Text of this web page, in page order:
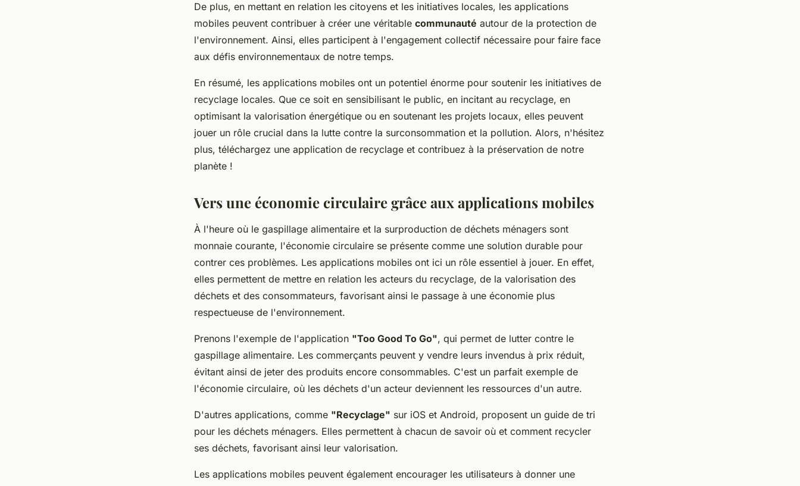
De plus, en mettant en relation les citoyens et les initiatives locales, les applications
mobiles peuvent contribuer à créer une véritable communauté autour de la protection de
l'environnement. Ainsi, elles participent à l'engagement collectif nécessaire pour faire face
aux défis environnementaux de notre temps.
En résumé, les applications mobiles ont un potentiel énorme pour soutenir les initiatives de
recyclage locales. Que ce soit en sensibilisant le public, en incitant au recyclage, en
optimisant la valorisation énergétique ou en soutenant les projets locaux, elles peuvent
jouer un rôle crucial dans la lutte contre la surconsommation et la pollution. Alors, n'hésitez
plus, téléchargez une application de recyclage et contribuez à la préservation de notre
planète !
Vers une économie circulaire grâce aux applications mobiles
À l'heure où le gaspillage alimentaire et la surproduction de déchets ménagers sont
monnaie courante, l'économie circulaire se présente comme une solution durable pour
contrer ces problèmes. Les applications mobiles ont ici un rôle essentiel à jouer. En effet,
elles permettent de mettre en relation les acteurs du recyclage, de la valorisation des
déchets et des consommateurs, favorisant ainsi le passage à une économie plus
respectueuse de l'environnement.
Prenons l'exemple de l'application "Too Good To Go", qui permet de lutter contre le
gaspillage alimentaire. Les commerçants peuvent y vendre leurs invendus à prix réduit,
évitant ainsi de jeter des produits encore consommables. C'est un parfait exemple de
l'économie circulaire, où les déchets d'un acteur deviennent les ressources d'un autre.
D'autres applications, comme "Recyclage" sur iOS et Android, proposent un guide de tri
pour les déchets ménagers. Elles permettent à chacun de savoir où et comment recycler
ses déchets, favorisant ainsi leur valorisation.
Les applications mobiles peuvent également encourager les utilisateurs à donner une